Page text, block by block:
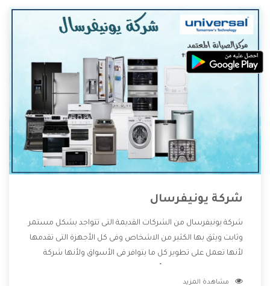
شركة يونيفرسال
شركة يونيفرسال من الشركات القديمة التى تتواجد بشكل مستمر
وثابت ويثق بها الكثير من الاشخاص وفى كل الأجهزة التى تقدمها
لأنها تعمل على تطوير كل ما يتوافر فى الأسواق ولأنها شركة
وتقدم للعملاء أقوى العروض والخصومات التى تسهل على
مشاهدة المزيد